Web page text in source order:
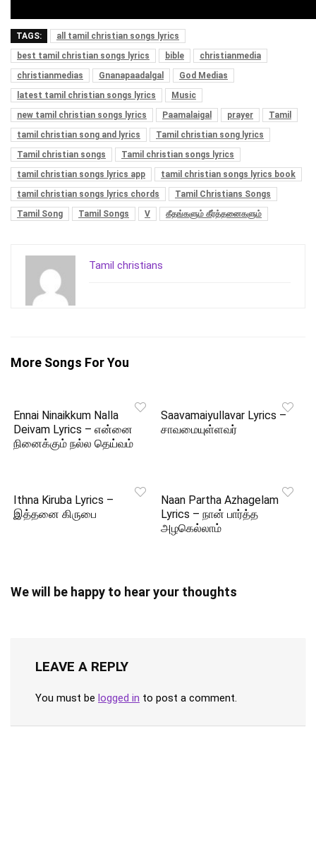
TAGS:
all tamil christian songs lyrics
best tamil christian songs lyrics
bible
christianmedia
christianmedias
Gnanapaadalgal
God Medias
latest tamil christian songs lyrics
Music
new tamil christian songs lyrics
Paamalaigal prayer
Tamil
tamil christian song and lyrics
Tamil christian song lyrics
Tamil christian songs
Tamil christian songs lyrics
tamil christian songs lyrics app
tamil christian songs lyrics book
tamil christian songs lyrics chords
Tamil Christians Songs
Tamil Song
Tamil Songs V கீதங்களும் கீர்த்தனைகளும்
Tamil christians
More Songs For You
Ennai Ninaikkum Nalla
Deivam Lyrics – என்னை
நினைக்கும் நல்ல தெய்வம்
Saavamaiyullavar Lyrics –
சாவமையுள்ளவர்
Ithna Kiruba Lyrics –
இத்தனை கிருபை
Naan Partha Azhagelam
Lyrics – நான் பார்த்த
அழகெல்லாம்
We will be happy to hear your thoughts
LEAVE A REPLY
You must be logged in to post a comment.